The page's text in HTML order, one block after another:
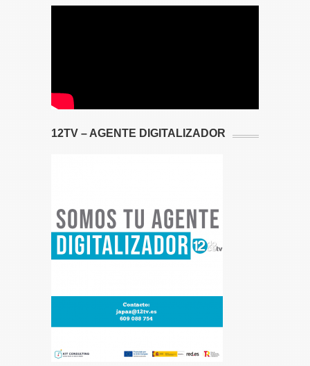
12TV – AGENTE DIGITALIZADOR